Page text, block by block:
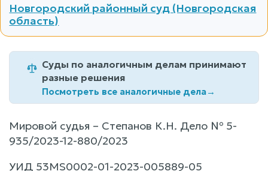
Новгородский районный суд (Новгородская
область)
Суды по аналогичным делам принимают
разные решения
Посмотреть все аналогичные дела→
Мировой судья – Степанов К.Н. Дело № 5-
935/2023-12-880/2023
УИД 53MS0002-01-2023-005889-05